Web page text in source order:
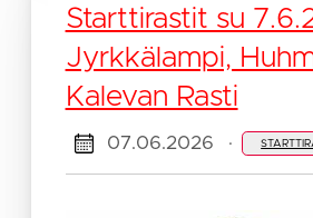
Starttirastit su
Jyrkkälampi,
Kalevan Rasti
07.06.2026 ·